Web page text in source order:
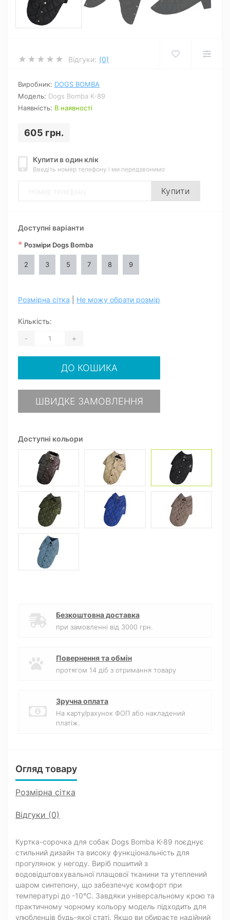
Відгуки: (0)
Виробник: DOGS BOMBA
Модель: Dogs Bomba K-89
Наявність: В наявності
605 грн.
Купити в один клік
Введіть номер телефону і ми передзвонимо
Купити
Доступні кольори
Доступні варіанти
* Розміри Dogs Bomba
2 3 5 7 8 9
Розмірна сітка Не можу обрати розмір
Кількість:
- +
ДО КОШИКА
ШВИДКЕ ЗАМОВЛЕННЯ
Безкоштовна доставка
при замовленні від 3000 грн.
Повернення та обмін
протягом 14 діб з отримання товару
Зручна оплата
На карту/рахунок ФОП або накладений
платіж.
Огляд товару
Розмірна сітка
Відгуки (0)
Куртка-сорочка для собак Dogs Bomba K-89 поєднує
стильний дизайн та високу функціональність для
прогулянок у негоду. Виріб пошитий з
водовідштовхувальної плащової тканини та утеплений
шаром синтепону, що забезпечує комфорт при
температурі до -10°C. Завдяки універсальному крою та
практичному чорному кольору модель підходить для
улюбленців будь-якої статі. Якщо ви обираєте надійний